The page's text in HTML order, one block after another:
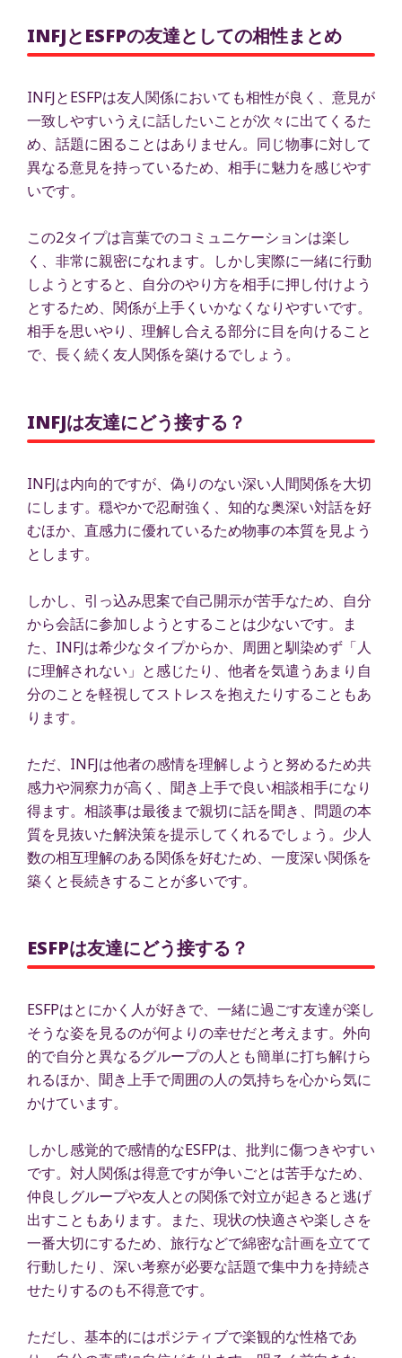
INFJとESFPの友達としての相性まとめ
INFJとESFPは友人関係においても相性が良く、意見が
一致しやすいうえに話したいことが次々に出てくるた
め、話題に困ることはありません。同じ物事に対して
異なる意見を持っているため、相手に魅力を感じやす
いです。
この2タイプは言葉でのコミュニケーションは楽し
く、非常に親密になれます。しかし実際に一緒に行動
しようとすると、自分のやり方を相手に押し付けよう
とするため、関係が上手くいかなくなりやすいです。
相手を思いやり、理解し合える部分に目を向けること
で、長く続く友人関係を築けるでしょう。
INFJは友達にどう接する？
INFJは内向的ですが、偽りのない深い人間関係を大切
にします。穏やかで忍耐強く、知的な奥深い対話を好
むほか、直感力に優れているため物事の本質を見よう
とします。
しかし、引っ込み思案で自己開示が苦手なため、自分
から会話に参加しようとすることは少ないです。ま
た、INFJは希少なタイプからか、周囲と馴染めず「人
に理解されない」と感じたり、他者を気遣うあまり自
分のことを軽視してストレスを抱えたりすることもあ
ります。
ただ、INFJは他者の感情を理解しようと努めるため共
感力や洞察力が高く、聞き上手で良い相談相手になり
得ます。相談事は最後まで親切に話を聞き、問題の本
質を見抜いた解決策を提示してくれるでしょう。少人
数の相互理解のある関係を好むため、一度深い関係を
築くと長続きすることが多いです。
ESFPは友達にどう接する？
ESFPはとにかく人が好きで、一緒に過ごす友達が楽し
そうな姿を見るのが何よりの幸せだと考えます。外向
的で自分と異なるグループの人とも簡単に打ち解けら
れるほか、聞き上手で周囲の人の気持ちを心から気に
かけています。
しかし感覚的で感情的なESFPは、批判に傷つきやすい
です。対人関係は得意ですが争いごとは苦手なため、
仲良しグループや友人との関係で対立が起きると逃げ
出すこともあります。また、現状の快適さや楽しさを
一番大切にするため、旅行などで綿密な計画を立てて
行動したり、深い考察が必要な話題で集中力を持続さ
せたりするのも不得意です。
ただし、基本的にはポジティブで楽観的な性格であ